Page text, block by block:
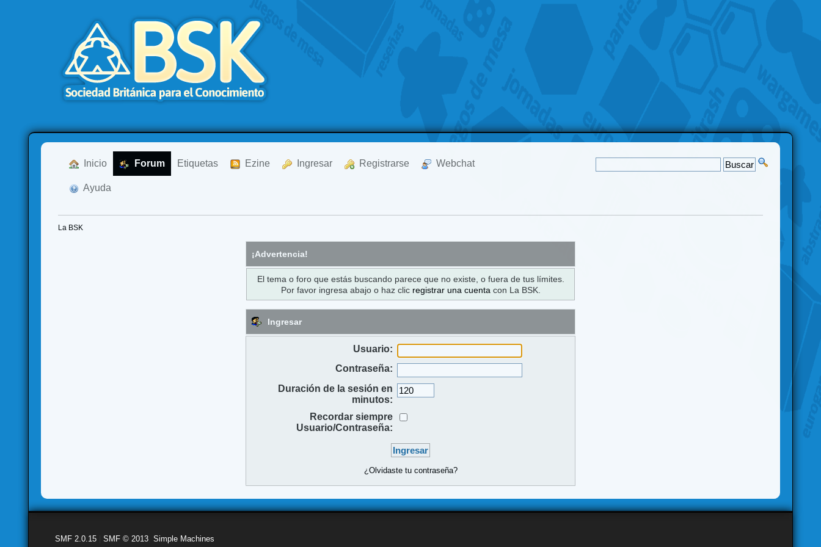
Inicio Forum Etiquetas Ezine Ingresar Registrarse Webchat
Ayuda
La BSK
¡Advertencia!
El tema o foro que estás buscando parece que no existe, o fuera de tus límites.
Por favor ingresa abajo o haz clic registrar una cuenta con La BSK.
Ingresar
Usuario:
Contraseña:
Duración de la sesión en
minutos:
Recordar siempre
Usuario/Contraseña:
¿Olvidaste tu contraseña?
SMF 2.0.15 |SMF © 2013 ,Simple Machines